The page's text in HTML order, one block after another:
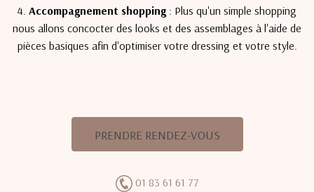
4. Accompagnement shopping : Plus qu'un simple shopping
nous allons concocter des looks et des assemblages à l'aide de
pièces basiques afin d'optimiser votre dressing et votre style.
PRENDRE RENDEZ-VOUS
01 83 61 61 77